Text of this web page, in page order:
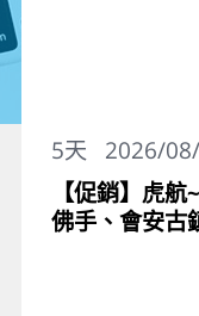
2026/
5天
【促銷】虎
佛手、會安古